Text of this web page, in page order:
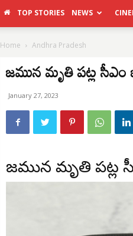
TOP STORIES NEWS
Home Andhra Pradesh
జమున మృతి పట్ల
January 27, 2023
జమున మృతి పట్ల